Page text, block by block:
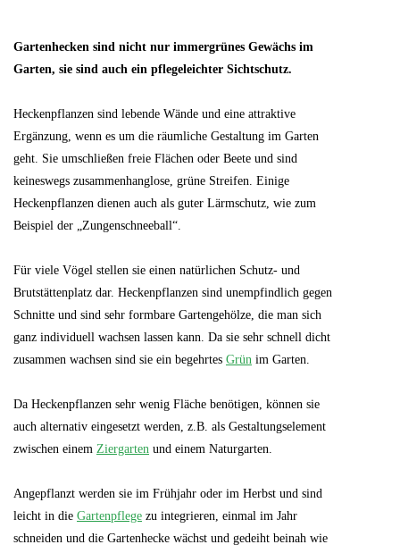
Gartenhecken sind nicht nur immergrünes Gewächs im
Garten, sie sind auch ein pflegeleichter Sichtschutz.
Heckenpflanzen sind lebende Wände und eine attraktive
Ergänzung, wenn es um die räumliche Gestaltung im Garten
geht. Sie umschließen freie Flächen oder Beete und sind
keineswegs zusammenhanglose, grüne Streifen. Einige
Heckenpflanzen dienen auch als guter Lärmschutz, wie zum
Beispiel der „Zungenschneeball“.
Für viele Vögel stellen sie einen natürlichen Schutz- und
Brutstättenplatz dar. Heckenpflanzen sind unempfindlich gegen
Schnitte und sind sehr formbare Gartengehölze, die man sich
ganz individuell wachsen lassen kann. Da sie sehr schnell dicht
zusammen wachsen sind sie ein begehrtes Grün im Garten.
Da Heckenpflanzen sehr wenig Fläche benötigen, können sie
auch alternativ eingesetzt werden, z.B. als Gestaltungselement
zwischen einem Ziergarten und einem Naturgarten.
Angepflanzt werden sie im Frühjahr oder im Herbst und sind
leicht in die Gartenpflege zu integrieren, einmal im Jahr
schneiden und die Gartenhecke wächst und gedeiht beinah wie